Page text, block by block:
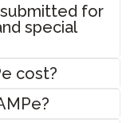
for
special
cost?